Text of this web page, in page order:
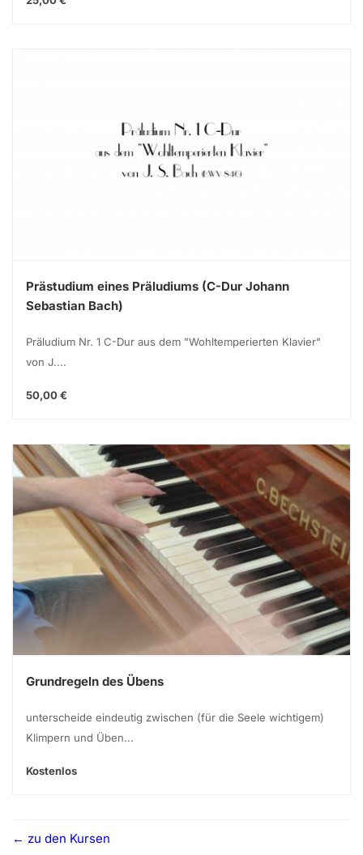
Prästudium eines Präludiums (C-Dur Johann
Sebastian Bach)
Präludium Nr. 1 C-Dur aus dem "Wohltemperierten Klavier"
von J....
50,00 €
Grundregeln des Übens
unterscheide eindeutig zwischen (für die Seele wichtigem)
Klimpern und Üben...
Kostenlos
zu den Kursen